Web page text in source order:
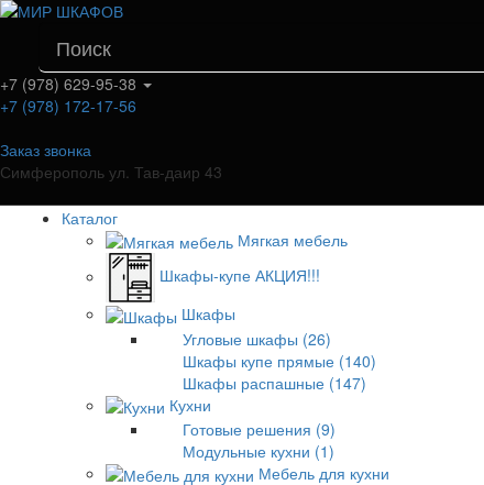
+7 (978) 629-95-38
+7 (978) 172-17-56
Заказ звонка
Симферополь ул. Тав-даир 43
Каталог
Мягкая мебель
Шкафы-купе АКЦИЯ!!!
Шкафы
Угловые шкафы (26)
Шкафы купе прямые (140)
Шкафы распашные (147)
Кухни
Готовые решения (9)
Модульные кухни (1)
Мебель для кухни